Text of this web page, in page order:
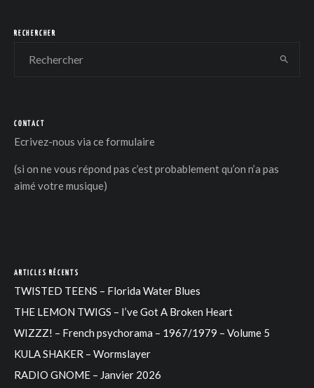
RECHERCHER
CONTACT
Ecrivez-nous via ce formulaire
(si on ne vous répond pas c’est probablement qu’on n’a pas
aimé votre musique)
ARTICLES RÉCENTS
TWISTED TEENS – Florida Water Blues
THE LEMON TWIGS – I’ve Got A Broken Heart
WIZZZ! – French psychorama – 1967/1979 – Volume 5
KULA SHAKER – Wormslayer
RADIO GNOME – Janvier 2026